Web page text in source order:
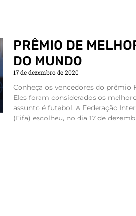
PRÊMIO DE
DO MUNDO
17 de dezembro de 2020
Conheça os vencedores do prêmio
Eles foram considerados os
assunto é futebol. A Federação
(Fifa) escolheu, no dia 17 de